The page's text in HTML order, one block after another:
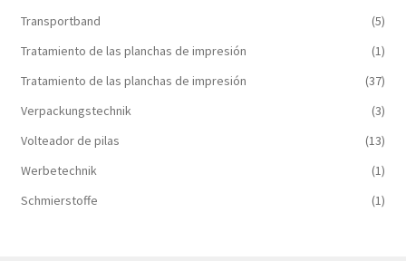
Transportband
(5)
Tratamiento de las planchas de impresión
(1)
Tratamiento de las planchas de impresión
(37)
Verpackungstechnik
(3)
Volteador de pilas
(13)
Werbetechnik
(1)
Schmierstoffe
(1)